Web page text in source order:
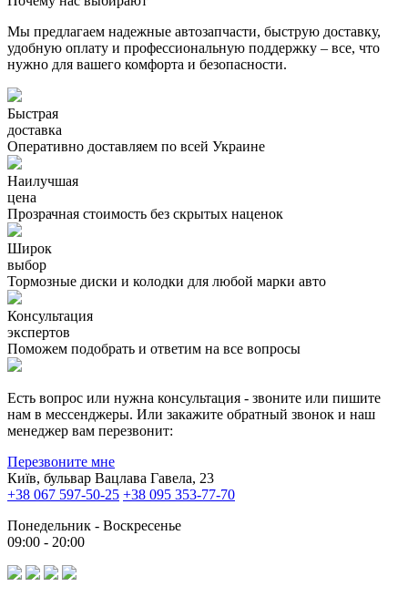
Мы предлагаем надежные автозапчасти, быструю доставку,
удобную оплату и профессиональную поддержку – все, что
нужно для вашего комфорта и безопасности.
Быстрая
доставка
Оперативно доставляем по всей Украине
Наилучшая
цена
Прозрачная стоимость без скрытых наценок
Широк
выбор
Тормозные диски и колодки для любой марки авто
Консультация
экспертов
Поможем подобрать и ответим на все вопросы
Есть вопрос или нужна консультация - звоните или пишите
нам в мессенджеры. Или закажите обратный звонок и наш
менеджер вам перезвонит:
Перезвоните мне
Київ, бульвар Вацлава Гавела, 23
+38 067 597-50-25 +38 095 353-77-70
Понедельник - Воскресенье
09:00 - 20:00